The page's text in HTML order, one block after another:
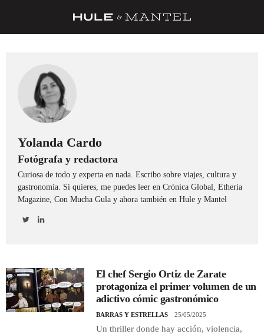
DESPENSA
BARRAS Y ESTRELLAS
DÓNDE COMER
ÍDOLOS DE MESAS
CUADERNO DE VIAJE
TRADICIÓN
REGISTRO
Yolanda Cardo
Fotógrafa y redactora
Curiosa de todo y experta en nada. Escribo sobre viajes, cultura y
gastronomía. Si quieres, me puedes leer en Crónica Global, Etheria
Magazine, Con Mucha Gula y ahora también en Hule y Mantel
El chef Sergio Ortiz de Zarate
protagoniza el primer volumen de un
adictivo cómic gastronómico
BARRAS Y ESTRELLAS 25/05/2025
Un thriller donde hay acción, violencia,